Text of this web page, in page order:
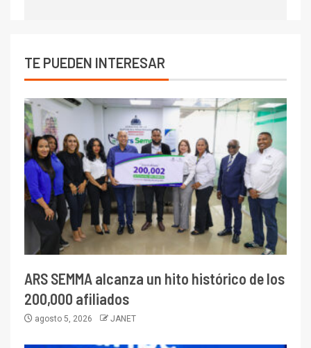
TE PUEDEN INTERESAR
ARS SEMMA alcanza un hito histórico de los
200,000 afiliados
agosto 5, 2026 JANET